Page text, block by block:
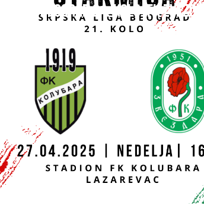
LIGA – BEOGRAD 21. kolo: FK